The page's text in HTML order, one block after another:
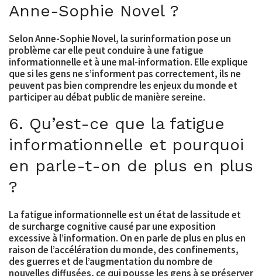
Anne-Sophie Novel ?
Selon Anne-Sophie Novel, la surinformation pose un
problème car elle peut conduire à une fatigue
informationnelle et à une mal-information. Elle explique
que si les gens ne s’informent pas correctement, ils ne
peuvent pas bien comprendre les enjeux du monde et
participer au débat public de manière sereine.
6. Qu’est-ce que la fatigue
informationnelle et pourquoi
en parle-t-on de plus en plus
?
La fatigue informationnelle est un état de lassitude et
de surcharge cognitive causé par une exposition
excessive à l’information. On en parle de plus en plus en
raison de l’accélération du monde, des confinements,
des guerres et de l’augmentation du nombre de
nouvelles diffusées, ce qui pousse les gens à se préserver